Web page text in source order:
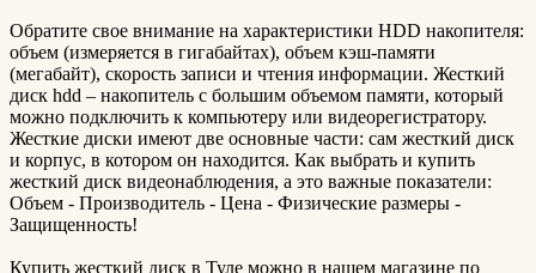
Обратите свое внимание на характеристики HDD накопителя:
объем (измеряется в гигабайтах), объем кэш-памяти
(мегабайт), скорость записи и чтения информации. Жесткий
диск hdd – накопитель с большим объемом памяти, который
можно подключить к компьютеру или видеорегистратору.
Жесткие диски имеют две основные части: сам жесткий диск
и корпус, в котором он находится. Как выбрать и купить
жесткий диск видеонаблюдения, а это важные показатели:
Объем - Производитель - Цена - Физические размеры -
Защищенность!
Купить жесткий диск в Туле можно в нашем магазине по